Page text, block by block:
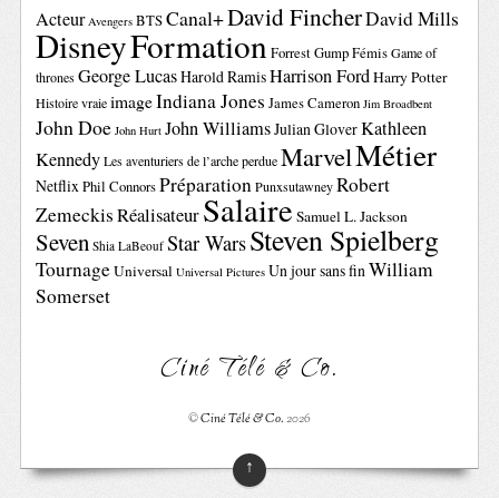
Acteur Avengers BTSCanal+David FincherDavid Mills
DisneyFormationForrest GumpFémis Game of
thrones George LucasHarold RamisHarrison FordHarry Potter
Histoire vraie imageIndiana Jones James Cameron Jim Broadbent
John Doe John Hurt John WilliamsJulian GloverKathleen
Kennedy Les aventuriers de l’arche perdue MarvelMétier
NetflixPhil ConnorsPréparation Punxsutawney Robert
ZemeckisRéalisateurSalaire Samuel L. Jackson
Seven Shia LaBeouf Star WarsSteven Spielberg
TournageUniversal Universal Pictures Un jour sans finWilliam
Somerset
Ciné Télé & Co.
©Ciné Télé & Co.2026
↑